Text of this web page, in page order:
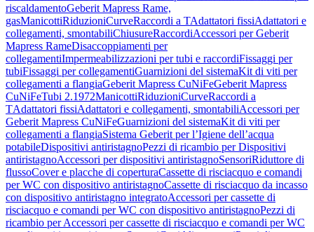
riscaldamentoGeberit Mapress Rame,
gasManicottiRiduzioniCurveRaccordi a TAdattatori fissiAdattatori e
collegamenti, smontabiliChiusureRaccordiAccessori per Geberit
Mapress RameDisaccoppiamenti per
collegamentiImpermeabilizzazioni per tubi e raccordiFissaggi per
tubiFissaggi per collegamentiGuarnizioni del sistemaKit di viti per
collegamenti a flangiaGeberit Mapress CuNiFeGeberit Mapress
CuNiFeTubi 2.1972ManicottiRiduzioniCurveRaccordi a
TAdattatori fissiAdattatori e collegamenti, smontabiliAccessori per
Geberit Mapress CuNiFeGuarnizioni del sistemaKit di viti per
collegamenti a flangiaSistema Geberit per l’Igiene dell’acqua
potabileDispositivi antiristagnoPezzi di ricambio per Dispositivi
antiristagnoAccessori per dispositivi antiristagnoSensoriRiduttore di
flussoCover e placche di coperturaCassette di risciacquo e comandi
per WC con dispositivo antiristagnoCassette di risciacquo da incasso
con dispositivo antiristagno integratoAccessori per cassette di
risciacquo e comandi per WC con dispositivo antiristagnoPezzi di
ricambio per Accessori per cassette di risciacquo e comandi per WC